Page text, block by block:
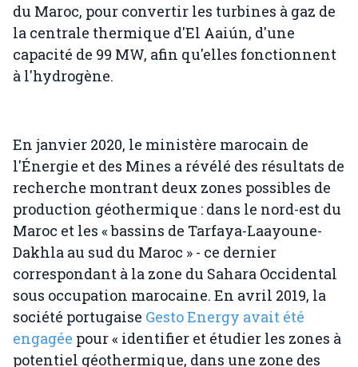
du Maroc, pour convertir les turbines à gaz de
la centrale thermique d'El Aaiún, d'une
capacité de 99 MW, afin qu'elles fonctionnent
à l'hydrogène.
En janvier 2020, le ministère marocain de
l'Énergie et des Mines a révélé des résultats de
recherche montrant deux zones possibles de
production géothermique : dans le nord-est du
Maroc et les « bassins de Tarfaya-Laayoune-
Dakhla au sud du Maroc » - ce dernier
correspondant à la zone du Sahara Occidental
sous occupation marocaine. En avril 2019, la
société portugaise Gesto Energy avait été
engagée pour « identifier et étudier les zones à
potentiel géothermique, dans une zone des